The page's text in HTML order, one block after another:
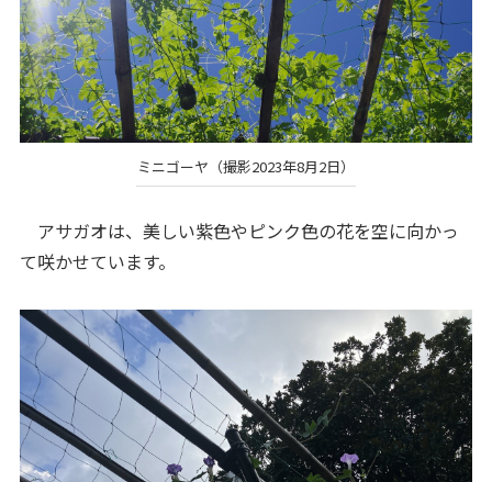
ミニゴーヤ（撮影2023年8月2日）
アサガオは、美しい紫色やピンク色の花を空に向かっ
て咲かせています。